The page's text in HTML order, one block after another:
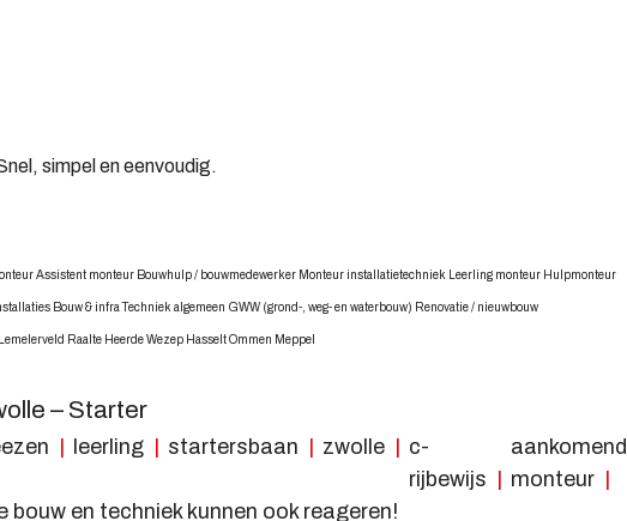
simpel en eenvoudig.
Assistent monteur Bouwhulp / bouwmedewerker Monteur installatietechniek Leerling monteur Hulpmonteur
Bouw & infra Techniek algemeen GWW (grond-, weg- en waterbouw) Renovatie / nieuwbouw
Raalte Heerde Wezep Hasselt Ommen Meppel
– Starter
leerling startersbaan zwolle
c-
rijbewijs
aankomend
monteur
en techniek kunnen ook reageren!